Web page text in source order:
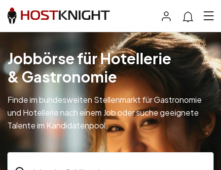
Jobbörse für Hotellerie
& Gastronomie
Finde im bundesweiten Stellenmarkt für Gastronomie
und Hotellerie nach einem Job oder suche geeignete
Talente im Kandidatenpool.